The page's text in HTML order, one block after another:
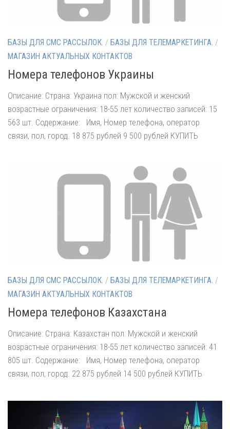
БАЗЫ ДЛЯ СМС РАССЫЛОК. / БАЗЫ ДЛЯ ТЕЛЕМАРКЕТИНГА. /
МАГАЗИН АКТУАЛЬНЫХ КОНТАКТОВ
Номера телефонов Украины
Описание: Страна: Украина пол: Мужской и женский
возрастные ограничения: 18-55 лет количество записей: 15
563 шт. Содержание: Имя, Номер телефона, оператор
связи, пол, город. 18 875 рублей 9 500 рублей КУПИТЬ
БАЗЫ ДЛЯ СМС РАССЫЛОК. / БАЗЫ ДЛЯ ТЕЛЕМАРКЕТИНГА. /
МАГАЗИН АКТУАЛЬНЫХ КОНТАКТОВ
Номера телефонов Казахстана
Описание: Страна: Казахстан пол: Мужской и женский
возрастные ограничения: 18-55 лет количество записей: 41
805 шт. Содержание: Имя, Номер телефона, оператор
связи, пол, город. 22 875 рублей 14 500 рублей КУПИТЬ